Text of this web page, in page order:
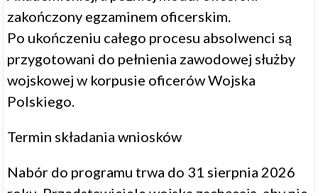
zakończony egzaminem oficerskim.
Po ukończeniu całego procesu absolwenci są
przygotowani do pełnienia zawodowej służby
wojskowej w korpusie oficerów Wojska
Polskiego.
Termin składania wniosków
Nabór do programu trwa do 31 sierpnia 2026